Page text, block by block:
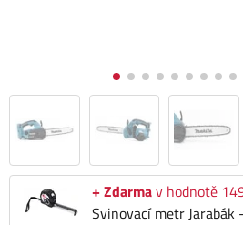
+ Zdarmav hodnotě
Svinovací metr Jarabák